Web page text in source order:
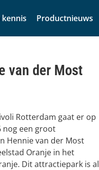
Productnieuws
van der Most
Rotterdam gaat er op
nog een groot
Hennie van der Most
Oranje in het
Dit attractiepark is al